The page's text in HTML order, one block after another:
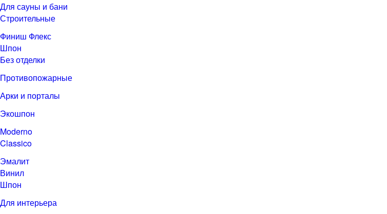
Для сауны и бани
Строительные
Финиш Флекс
Шпон
Без отделки
Противопожарные
Арки и порталы
Экошпон
Moderno
Classico
Эмалит
Винил
Шпон
Для интерьера